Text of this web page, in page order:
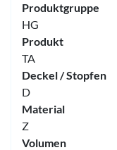
Produktgruppe
HG
Produkt
TA
Deckel / Stopfen
D
Material
Z
Volumen